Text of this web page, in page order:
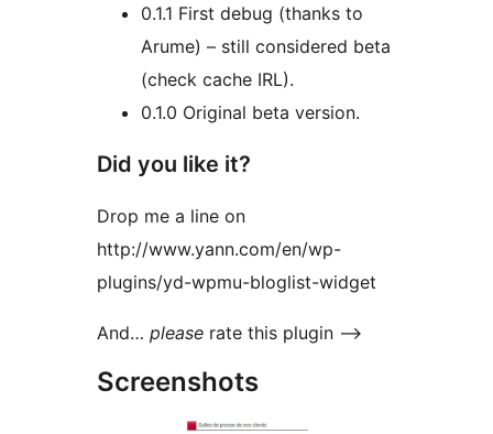
0.1.1 First debug (thanks to
Arume) – still considered beta
(check cache IRL).
0.1.0 Original beta version.
Did you like it?
Drop me a line on
http://www.yann.com/en/wp-
plugins/yd-wpmu-bloglist-widget
And… please rate this plugin –>
Screenshots